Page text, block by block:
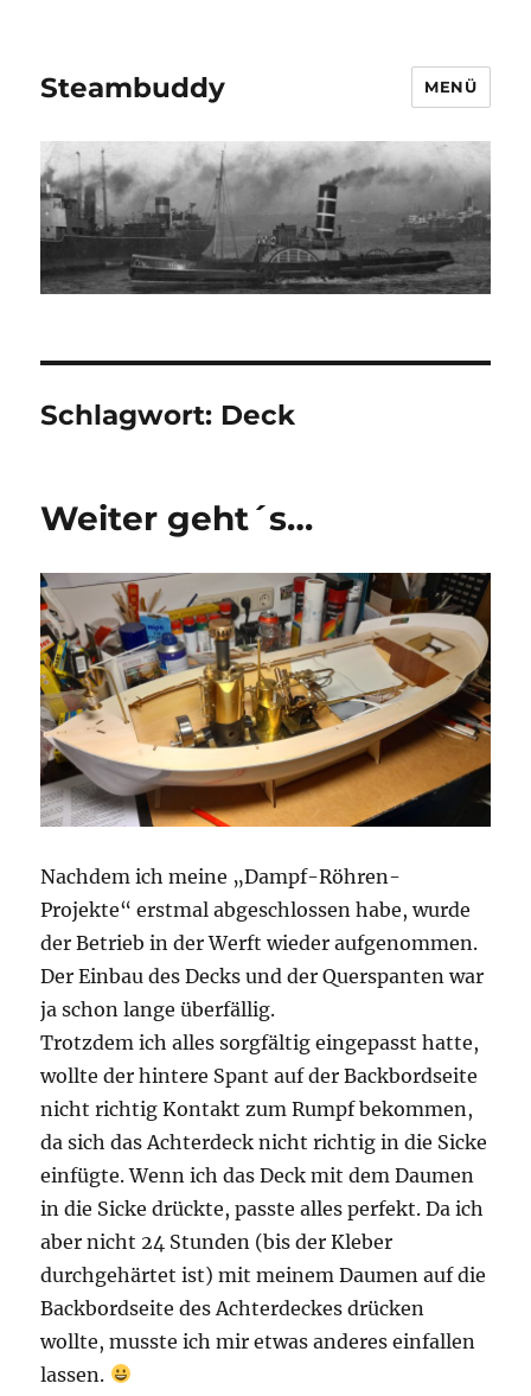
Steambuddy MENÜ
Schlagwort: Deck
Weiter geht´s…
Nachdem ich meine „Dampf-Röhren-
Projekte“ erstmal abgeschlossen habe, wurde
der Betrieb in der Werft wieder aufgenommen.
Der Einbau des Decks und der Querspanten war
ja schon lange überfällig.
Trotzdem ich alles sorgfältig eingepasst hatte,
wollte der hintere Spant auf der Backbordseite
nicht richtig Kontakt zum Rumpf bekommen,
da sich das Achterdeck nicht richtig in die Sicke
einfügte. Wenn ich das Deck mit dem Daumen
in die Sicke drückte, passte alles perfekt. Da ich
aber nicht 24 Stunden (bis der Kleber
durchgehärtet ist) mit meinem Daumen auf die
Backbordseite des Achterdeckes drücken
wollte, musste ich mir etwas anderes einfallen
lassen.